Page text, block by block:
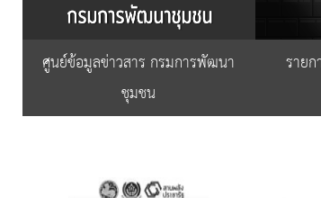
ศูนย์ข้อมูลข่าวสาร กรมการพัฒนา
ชุมชน
ราย